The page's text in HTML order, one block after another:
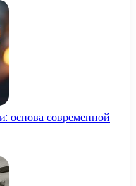
основа современной